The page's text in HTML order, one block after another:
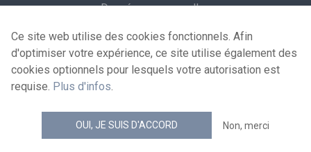
Données personnelles
Conditions de réutilisation
Contactez-nous
news.belgium flux RSS
© 2026 - news.belgium.be
Ce site web utilise des cookies fonctionnels. Afin
d'optimiser votre expérience, ce site utilise également des
cookies optionnels pour lesquels votre autorisation est
requise. Plus d'infos.
OUI, JE SUIS D'ACCORD Non, merci